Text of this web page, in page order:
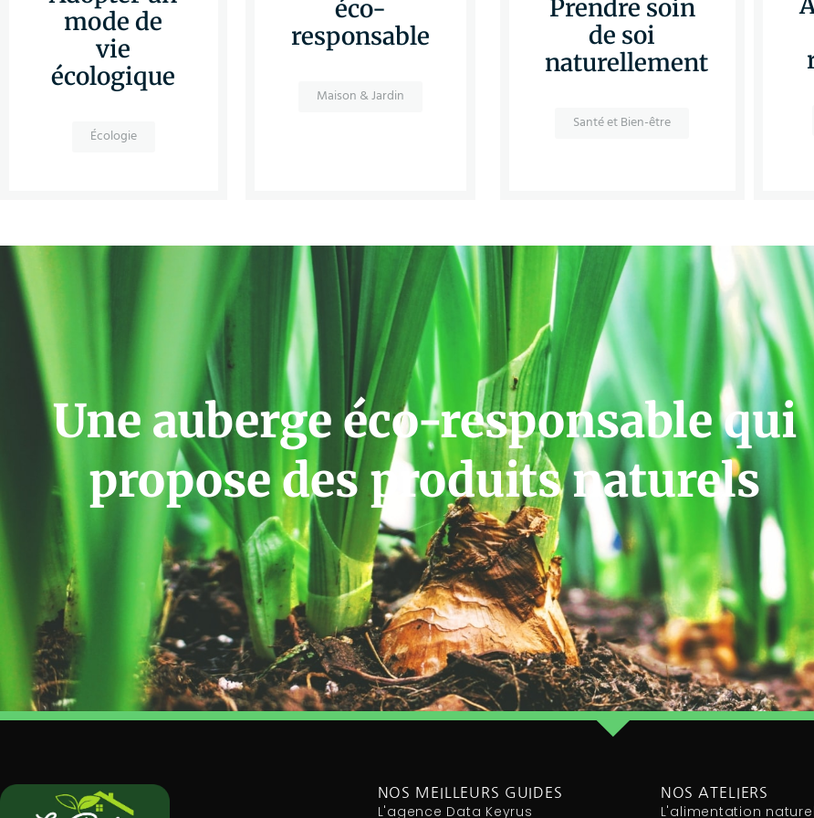
mode de
vie
écologique
Écologie
éco-
responsable
Maison & Jardin
Prendre soin
de soi
naturellement
Santé et Bien-être
Une auberge éco-responsable qui
propose des produits naturels
NOS MEILLEURS GUIDES
L'agence Data Keyrus
NOS ATELIERS
L'alimentation